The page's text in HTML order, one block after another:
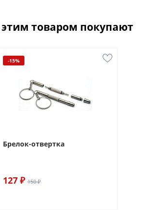
этим товаром покупают
-15%
Брелок-отвертка
127 ₽ 150 ₽